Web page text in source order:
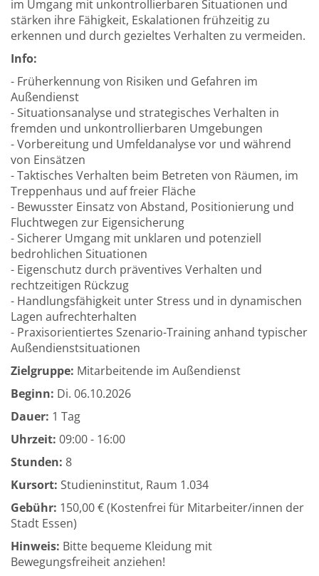
im Umgang mit unkontrollierbaren Situationen und
stärken ihre Fähigkeit, Eskalationen frühzeitig zu
erkennen und durch gezieltes Verhalten zu vermeiden.
Info:
- Früherkennung von Risiken und Gefahren im
Außendienst
- Situationsanalyse und strategisches Verhalten in
fremden und unkontrollierbaren Umgebungen
- Vorbereitung und Umfeldanalyse vor und während
von Einsätzen
- Taktisches Verhalten beim Betreten von Räumen, im
Treppenhaus und auf freier Fläche
- Bewusster Einsatz von Abstand, Positionierung und
Fluchtwegen zur Eigensicherung
- Sicherer Umgang mit unklaren und potenziell
bedrohlichen Situationen
- Eigenschutz durch präventives Verhalten und
rechtzeitigen Rückzug
- Handlungsfähigkeit unter Stress und in dynamischen
Lagen aufrechterhalten
- Praxisorientiertes Szenario-Training anhand typischer
Außendienstsituationen
Zielgruppe: Mitarbeitende im Außendienst
Beginn: Di. 06.10.2026
Dauer: 1 Tag
Uhrzeit: 09:00 - 16:00
Stunden: 8
Kursort: Studieninstitut, Raum 1.034
Gebühr: 150,00 € (Kostenfrei für Mitarbeiter/innen der
Stadt Essen)
Hinweis: Bitte bequeme Kleidung mit
Bewegungsfreiheit anziehen!